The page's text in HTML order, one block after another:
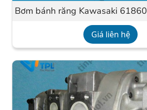
Bơm bánh răng Kawasaki 61860
Giá liên hệ